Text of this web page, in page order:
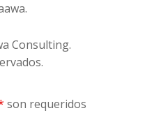
Consulting.
son requeridos